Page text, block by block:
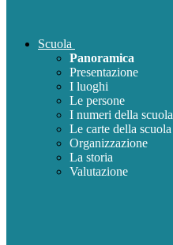
Scuola
Panoramica
Presentazione
I luoghi
Le persone
I numeri della scuola
Le carte della scuola
Organizzazione
La storia
Valutazione